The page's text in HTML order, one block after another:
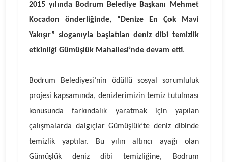
2015 yılında Bodrum Belediye Başkanı Mehmet
Kocadon önderliğinde, “Denize En Çok Mavi
Yakışır” sloganıyla başlatılan deniz dibi temizlik
etkinliği Gümüşlük Mahallesi’nde devam etti.
Bodrum Belediyesi’nin ödüllü sosyal sorumluluk
projesi kapsamında, denizlerimizin temiz tutulması
konusunda farkındalık yaratmak için yapılan
çalışmalarda dalgıçlar Gümüşlük’te deniz dibinde
temizlik yaptılar. Bu yılın altıncı ayağı olan
Gümüşlük deniz dibi temizliğine, Bodrum